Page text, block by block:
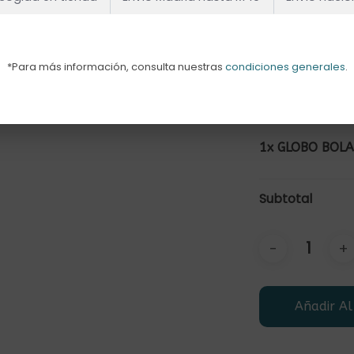
Escribe el
1x GLOBO
Subtotal
Añadir
*Para más información, consulta nuestras condiciones generales.